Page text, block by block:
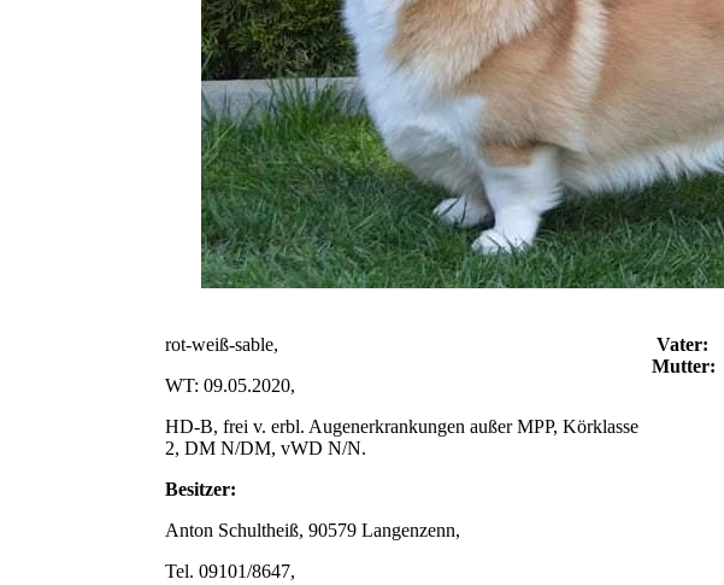
rot-weiß-sable,
WT: 09.05.2020,
HD-B, frei v. erbl. Augenerkrankungen außer MPP, Körklasse
2, DM N/DM, vWD N/N.
Besitzer:
Anton Schultheiß, 90579 Langenzenn,
Tel. 09101/8647,
Vater:
Mutter: